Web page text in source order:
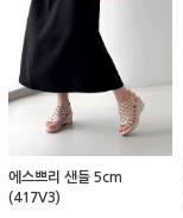
에스쁘리 샌들 5cm
(417V3)